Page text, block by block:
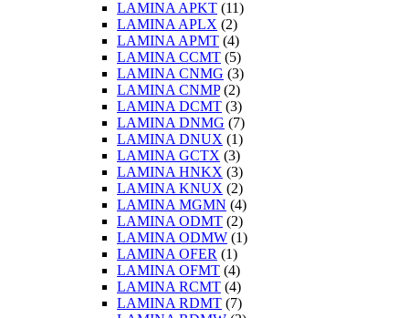
LAMINA APKT (11)
LAMINA APLX (2)
LAMINA APMT (4)
LAMINA CCMT (5)
LAMINA CNMG (3)
LAMINA CNMP(2)
LAMINA DCMT (3)
LAMINA DNMG (7)
LAMINA DNUX (1)
LAMINA GCTX (3)
LAMINA HNKX (3)
LAMINA KNUX (2)
LAMINA MGMN (4)
LAMINA ODMT (2)
LAMINA ODMW (1)
LAMINA OFER (1)
LAMINA OFMT (4)
LAMINA RCMT (4)
LAMINA RDMT (7)